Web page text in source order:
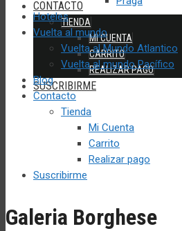
CONTACTO
TIENDA
MI CUENTA
CARRITO
REALIZAR PAGO
SUSCRIBIRME
Hoteles
Vuelta al mundo
Vuelta al Mundo Atlantico
Vuelta al mundo Pacífico
Blog
Contacto
Tienda
Mi Cuenta
Carrito
Realizar pago
Suscribirme
Galeria Borghese